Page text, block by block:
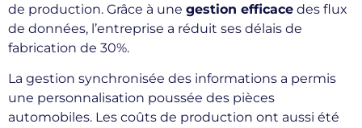
de production. Grâce à une gestion efficace des flux
de données, l’entreprise a réduit ses délais de
fabrication de 30%.
La gestion synchronisée des informations a permis
une personnalisation poussée des pièces
automobiles. Les coûts de production ont aussi été